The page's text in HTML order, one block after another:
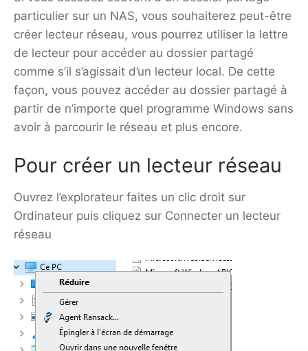
particulier sur un NAS, vous souhaiterez peut-être
créer lecteur réseau, vous pourrez utiliser la lettre
de lecteur pour accéder au dossier partagé
comme s’il s’agissait d’un lecteur local. De cette
façon, vous pouvez accéder au dossier partagé à
partir de n’importe quel programme Windows sans
avoir à parcourir le réseau et plus encore.
Pour créer un lecteur réseau
Ouvrez l’explorateur faites un clic droit sur
Ordinateur puis cliquez sur Connecter un lecteur
réseau